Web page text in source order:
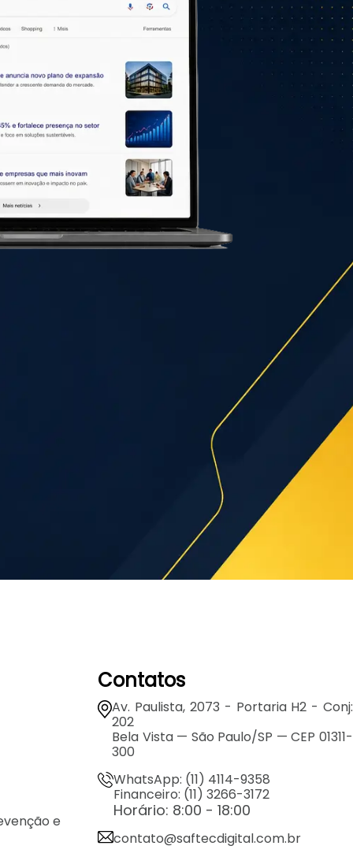
e
Contatos
Av. Paulista, 2073 - Portaria H2 - Conj:
202
Bela Vista — São Paulo/SP — CEP 01311-
300
WhatsApp: (11) 4114-9358
Financeiro: (11) 3266-3172
Horário: 8:00 - 18:00
contato@saftecdigital.com.br